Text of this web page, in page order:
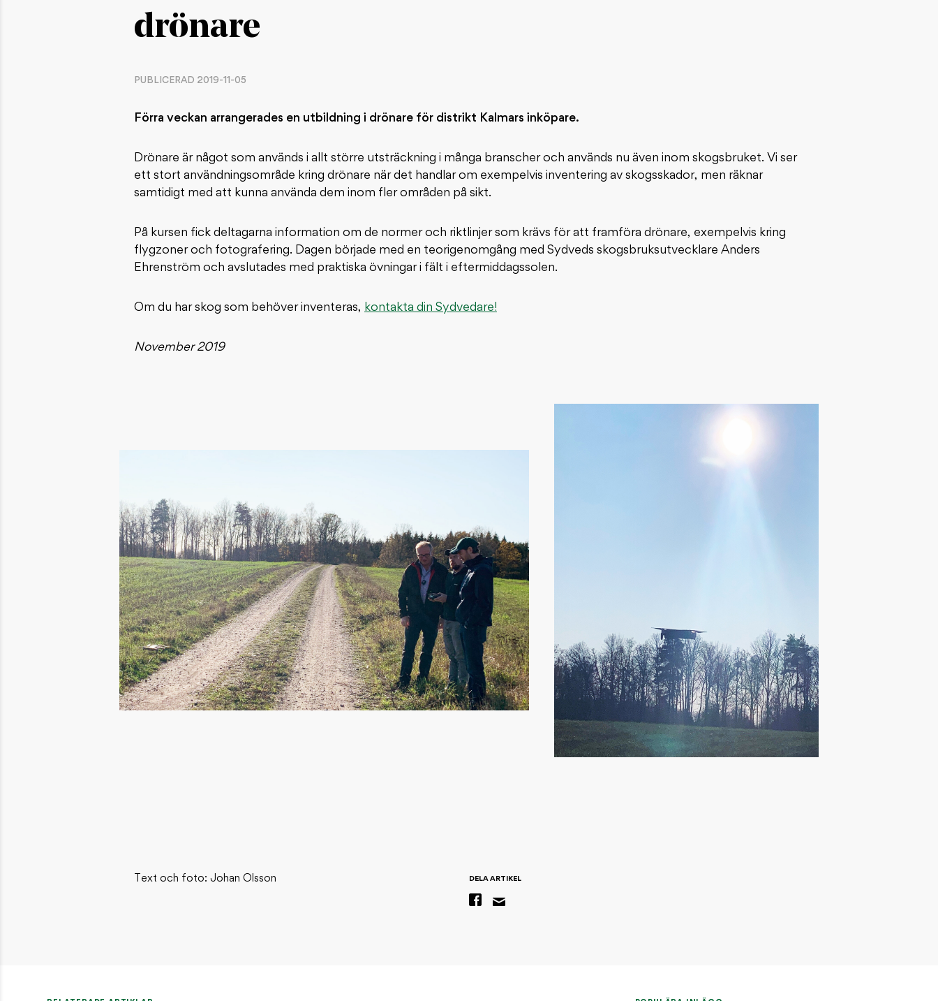
drönare
PUBLICERAD 2019-11-05
Förra veckan arrangerades en utbildning i drönare för distrikt Kalmars inköpare.
Drönare är något som används i allt större utsträckning i många branscher och används nu även inom skogsbruket. Vi ser
ett stort användningsområde kring drönare när det handlar om exempelvis inventering av skogsskador, men räknar
samtidigt med att kunna använda dem inom fler områden på sikt.
På kursen fick deltagarna information om de normer och riktlinjer som krävs för att framföra drönare, exempelvis kring
flygzoner och fotografering. Dagen började med en teorigenomgång med Sydveds skogsbruksutvecklare Anders
Ehrenström och avslutades med praktiska övningar i fält i eftermiddagssolen.
Om du har skog som behöver inventeras, kontakta din Sydvedare!
November 2019
Text och foto: Johan Olsson DELA ARTIKEL